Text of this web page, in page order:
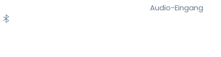
Audio-Eingang